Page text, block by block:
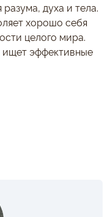
духа и тела.
хорошо себя
целого мира.
ищет эффективные